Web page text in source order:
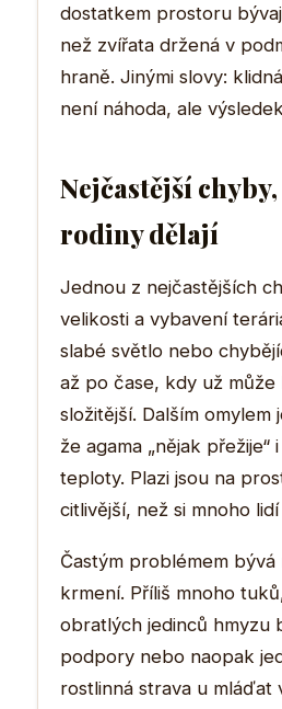
dostatkem prostoru
než zvířata držená v
hraně. Jinými slovy:
není náhoda, ale
Nejčastější
rodiny dělají
Jednou z nejčastějších
velikosti a vybavení
slabé světlo nebo
až po čase, kdy už
složitější. Dalším omylem
že agama „nějak přežije“
teploty. Plazi jsou na
citlivější, než si mnoho
Častým problémem bývá
krmení. Příliš mnoho
obratlých jedinců hmyzu
podpory nebo naopak
rostlinná strava u mláďat